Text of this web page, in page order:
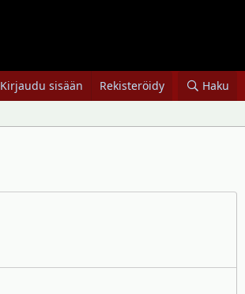
Kirjaudu sisään Rekisteröidy Haku